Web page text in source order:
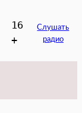
16
+
Слушать
радио